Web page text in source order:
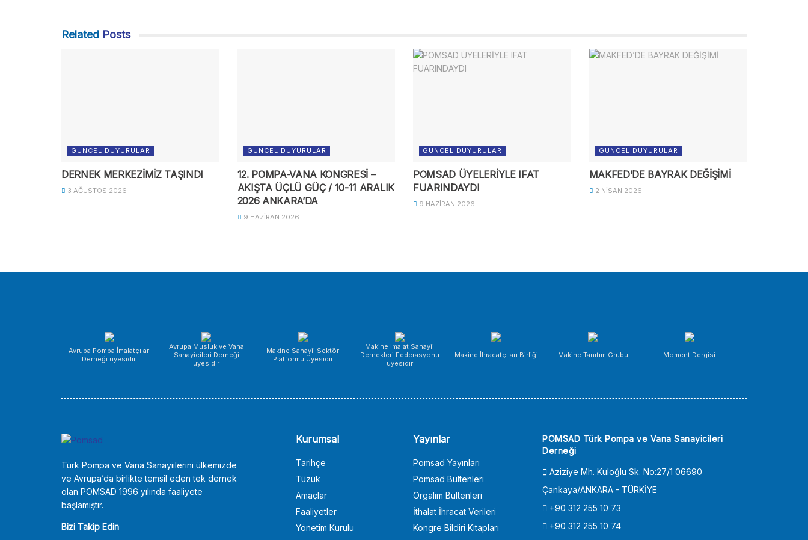
Related Posts
GÜNCEL DUYURULAR
DERNEK MERKEZİMİZ TAŞINDI
3 AĞUSTOS 2026
GÜNCEL DUYURULAR
12. POMPA-VANA KONGRESİ –
AKIŞTA ÜÇLÜ GÜÇ / 10-11 ARALIK
2026 ANKARA’DA
9 HAZIRAN 2026
GÜNCEL DUYURULAR
POMSAD ÜYELERİYLE IFAT
FUARINDAYDI
9 HAZIRAN 2026
GÜNCEL DUYURULAR
MAKFED’DE BAYRAK DEĞİŞİMİ
2 NISAN 2026
Avrupa Pompa İmalatçıları
Derneği üyesidir.
Avrupa Musluk ve Vana
Sanayicileri Derneği
üyesidir
Makine Sanayii Sektör
Platformu Üyesidir
Makine İmalat Sanayii
Dernekleri Federasyonu
üyesidir
Makine İhracatçıları Birliği Makine Tanıtım Grubu Moment Dergisi
Türk Pompa ve Vana Sanayiilerini ülkemizde
ve Avrupa’da birlikte temsil eden tek dernek
olan POMSAD 1996 yılında faaliyete
başlamıştır.
Bizi Takip Edin
Kurumsal
Tarihçe
Tüzük
Amaçlar
Faaliyetler
Yönetim Kurulu
Yayınlar
Pomsad Yayınları
Pomsad Bültenleri
Orgalim Bültenleri
İthalat İhracat Verileri
Kongre Bildiri Kitapları
POMSAD Türk Pompa ve Vana Sanayicileri
Derneği
Aziziye Mh. Kuloğlu Sk. No:27/1 06690
Çankaya/ANKARA - TÜRKİYE
+90 312 255 10 73
+90 312 255 10 74